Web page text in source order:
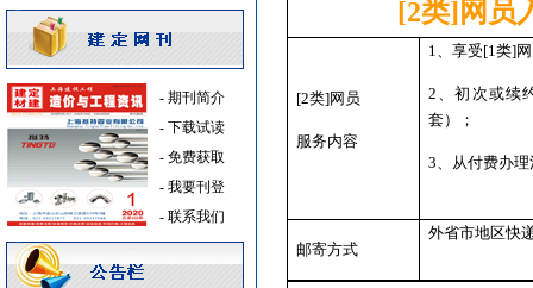
消防工程 [采购中]
吸顶灯
[采购中]
石材木材 [采购中]
变压器 [采购中]
防雷接地 [采购中]
高压电器 [采购中]
阀门组件 [采购中]
仪器仪表 [采购中]
电梯空调系统
消防水泵接合器 [采购中]
- 期刊简介
- 下载试读
- 免费获取
- 我要刊登
- 联系我们
[2类]网员
[2类]网员
服务内容
1、享受[1类]
2 、初次或续
套）；
3、从付费办
邮寄方式
外省市地区快